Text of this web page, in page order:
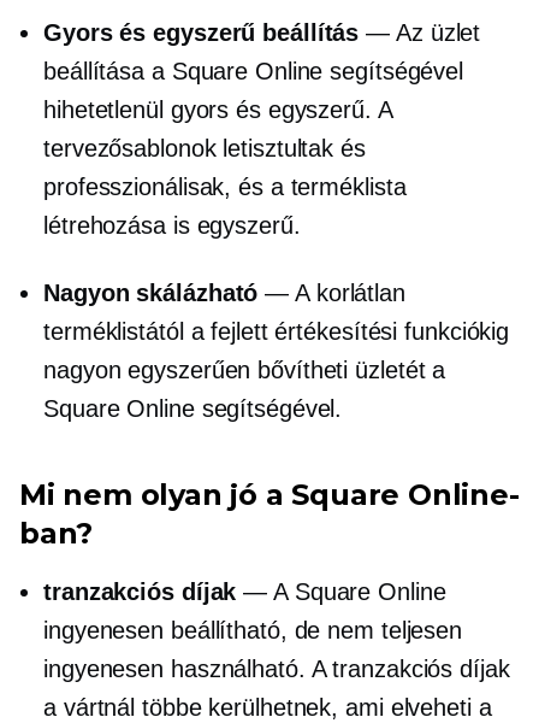
Gyors és egyszerű beállítás — Az üzlet
beállítása a Square Online segítségével
hihetetlenül gyors és egyszerű. A
tervezősablonok letisztultak és
professzionálisak, és a terméklista
létrehozása is egyszerű.
Nagyon skálázható — A korlátlan
terméklistától a fejlett értékesítési funkciókig
nagyon egyszerűen bővítheti üzletét a
Square Online segítségével.
Mi nem olyan jó a Square Online-
ban?
tranzakciós díjak — A Square Online
ingyenesen beállítható, de nem teljesen
ingyenesen használható. A tranzakciós díjak
a vártnál többe kerülhetnek, ami elveheti a